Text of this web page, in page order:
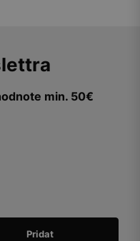
min. 50€